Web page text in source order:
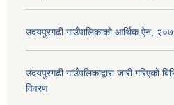
उदयपुरगढी गाउँपालिकाको आर्थिक ऐन,
उदयपुरगढी गाउँपलिकाद्वारा जारी गरिएको
विवरण